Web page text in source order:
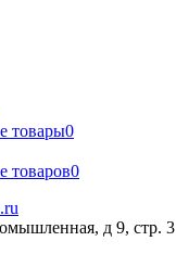
товары0
товаров0
д 9, стр. 3